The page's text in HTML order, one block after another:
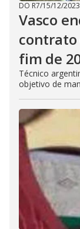
DO R7/15/12/2023
Vasco
contrato
fim de
Técnico
objetivo de